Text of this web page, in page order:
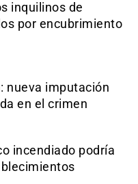
inquilinos de
por encubrimiento
nueva imputación
en el crimen
incendiado podría